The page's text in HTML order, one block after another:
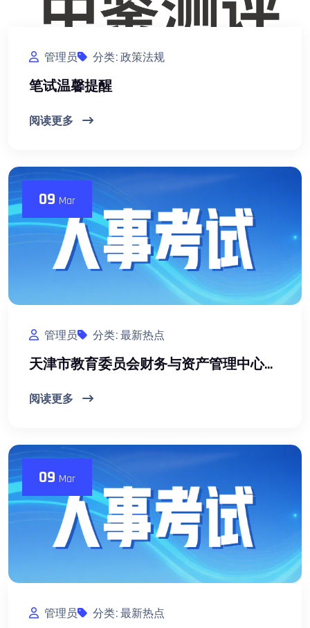
管理员 分类: 政策法规
笔试温馨提醒
阅读更多
09 Mar
管理员 分类: 最新热点
天津市教育委员会财务与资产管理中心、教育综合服务中心2026年公开招聘方案（6人）
阅读更多
09 Mar
管理员 分类: 最新热点